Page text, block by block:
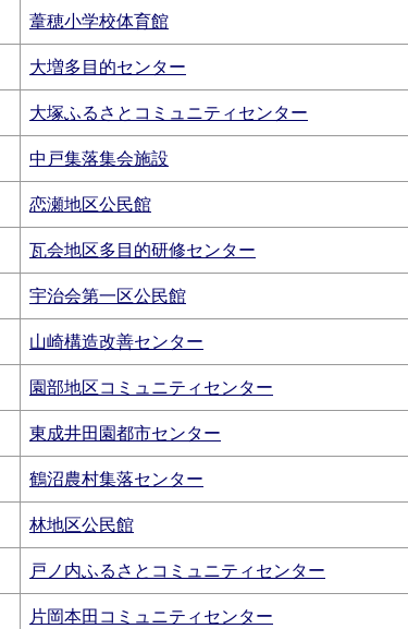
葦穂小学校体育館
大増多目的センター
大塚ふるさとコミュニティセンター
中戸集落集会施設
恋瀬地区公民館
瓦会地区多目的研修センター
宇治会第一区公民館
山崎構造改善センター
園部地区コミュニティセンター
東成井田園都市センター
鶴沼農村集落センター
林地区公民館
戸ノ内ふるさとコミュニティセンター
片岡本田コミュニティセンター